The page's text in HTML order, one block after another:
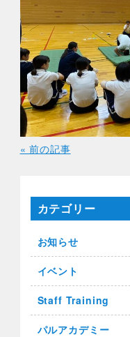
« 前の記事
カテゴリー
お知らせ
イベント
Staff Training
パルアカデミー